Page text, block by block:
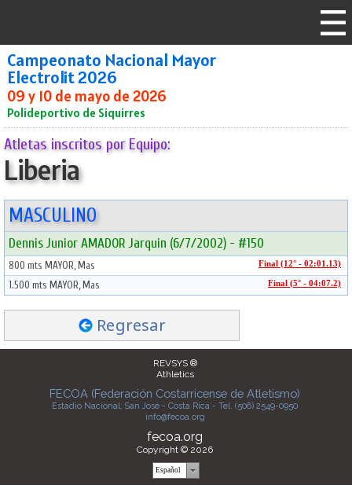
Campeonato Nacional Mayor
Electrolit 2026
09 y 10 de mayo de 2026
Polideportivo de Siquirres
Atletas inscritos por Equipo:
Liberia
MASCULINO
Dennis Junior AMADOR Jarquin (6/7/2002) - #150
800 mts MAYOR, Mas Final (12° - 02:01.13)
1.500 mts MAYOR, Mas Final (5° - 04:07.2)
Regresar
REVSYS ®
Athletics
FECOA (Federación Costarricense de Atletismo)
Estadio Nacional, San José - Costa Rica - Tel. (506) 2549-0950
info@fecoa.org
fecoa.org
Copyright © 2026